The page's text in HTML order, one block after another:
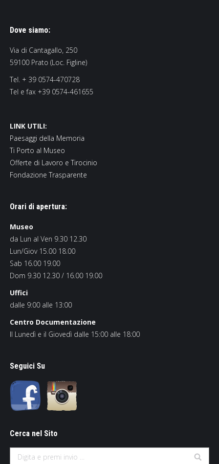
Dove siamo:
Via di Cantagallo, 250
59100 Prato (Loc. Figline)
Tel. + 39 0574-470728
Tel e fax +39 0574-461655
LINK UTILI:
Paesaggi della Memoria
Ti Porto al Museo
Offerte di Lavoro e Tirocinio
Fondazione Trasparente
Orari di apertura:
Museo
da Lun al Ven 9.30 12.30
Lun/Giov 15.00 18.00
Sab 16.00 19.00
Dom 9.30 12.30 / 16.00 19.00
Uffici
dalle 9:00 alle 13:00
Centro Documentazione
Il Lunedì e il Giovedì dalle 15:00 alle 18:00
Seguici Su
Cerca nel Sito
Search: